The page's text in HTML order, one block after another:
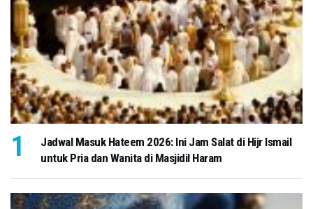
Jadwal Masuk Hateem 2026: Ini Jam Salat di Hijr Ismail
untuk Pria dan Wanita di Masjidil Haram